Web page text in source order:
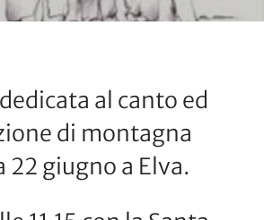
al canto ed
di montagna
22 giugno a Elva.